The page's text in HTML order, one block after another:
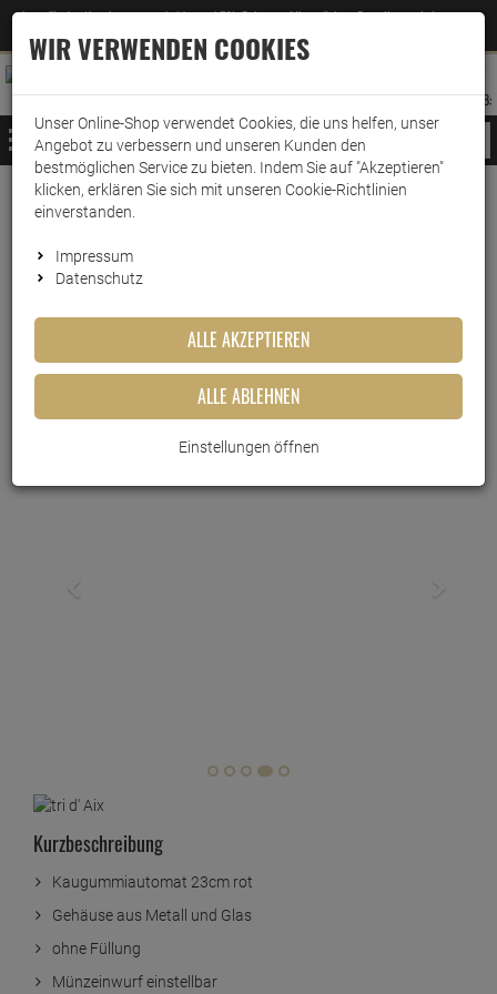
Jetzt für den Newsletter entscheiden und 5% Rabatt auf Ihre nächste Bestellung erhalten
–Zum Newsletter
ANMELDEN
AUFKLAPPEN
MERKZETTEL
WARENKORB:
MENÜ
Weiter einkaufen www.wark24.de Lebensmittel
Kaugummiautomat 23cm rot
Kaugummiautomat 23cm rot
10012969
Kurzbeschreibung
Kaugummiautomat 23cm rot
Gehäuse aus Metall und Glas
ohne Füllung
Münzeinwurf einstellbar
WIR VERWENDEN COOKIES
Unser Online-Shop verwendet Cookies, die uns helfen, unser
Angebot zu verbessern und unseren Kunden den
bestmöglichen Service zu bieten. Indem Sie auf "Akzeptieren"
klicken, erklären Sie sich mit unseren Cookie-Richtlinien
einverstanden.
Impressum
Datenschutz
ALLE AKZEPTIEREN
ALLE ABLEHNEN
Einstellungen öffnen